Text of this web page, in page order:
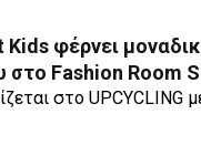
φέρνει
στο Fashion Room
στο UPCYCLING